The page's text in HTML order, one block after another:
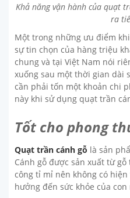
Khả năng vận hành của quạt
ra
Một trong những ưu điểm
sự tin chọn của hàng triệu
chung và tại Việt Nam nói
xuống sau một thời gian dài
cần phải tốn một khoản chi
này khi sử dụng quạt trần
Tốt cho phong
Quạt trần cánh gỗ là sản
Cánh gỗ được sản xuất từ
công tỉ mỉ nên không có
hưởng đến sức khỏe của con